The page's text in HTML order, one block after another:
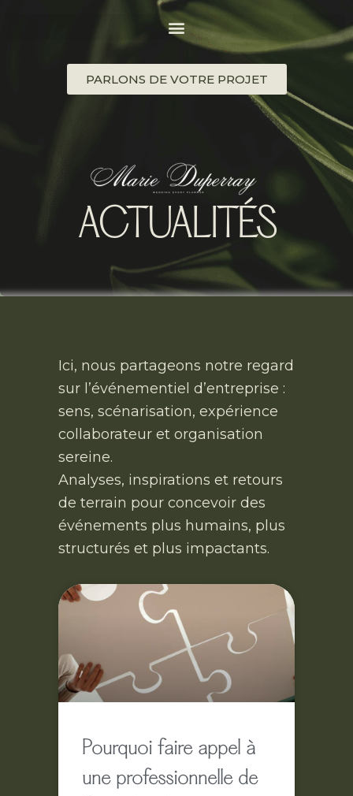
PARLONS DE VOTRE PROJET
ACTUALITÉS
Ici, nous partageons notre regard
sur l’événementiel d’entreprise :
sens, scénarisation, expérience
collaborateur et organisation
sereine.
Analyses, inspirations et retours
de terrain pour concevoir des
événements plus humains, plus
structurés et plus impactants.
Pourquoi faire appel à
une professionnelle de